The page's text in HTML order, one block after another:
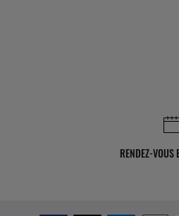
RENDEZ-VOUS